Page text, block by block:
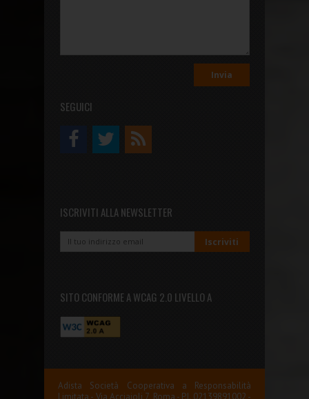
SEGUICI
ISCRIVITI ALLA NEWSLETTER
SITO CONFORME A WCAG 2.0 LIVELLO A
Adista Società Cooperativa a Responsabilità